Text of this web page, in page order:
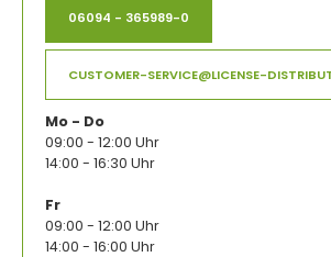
06094 - 365989-0
CUSTOMER-SERVICE@LICENSE-
Mo - Do
09:00 - 12:00 Uhr
14:00 - 16:30 Uhr
Fr
09:00 - 12:00 Uhr
14:00 - 16:00 Uhr